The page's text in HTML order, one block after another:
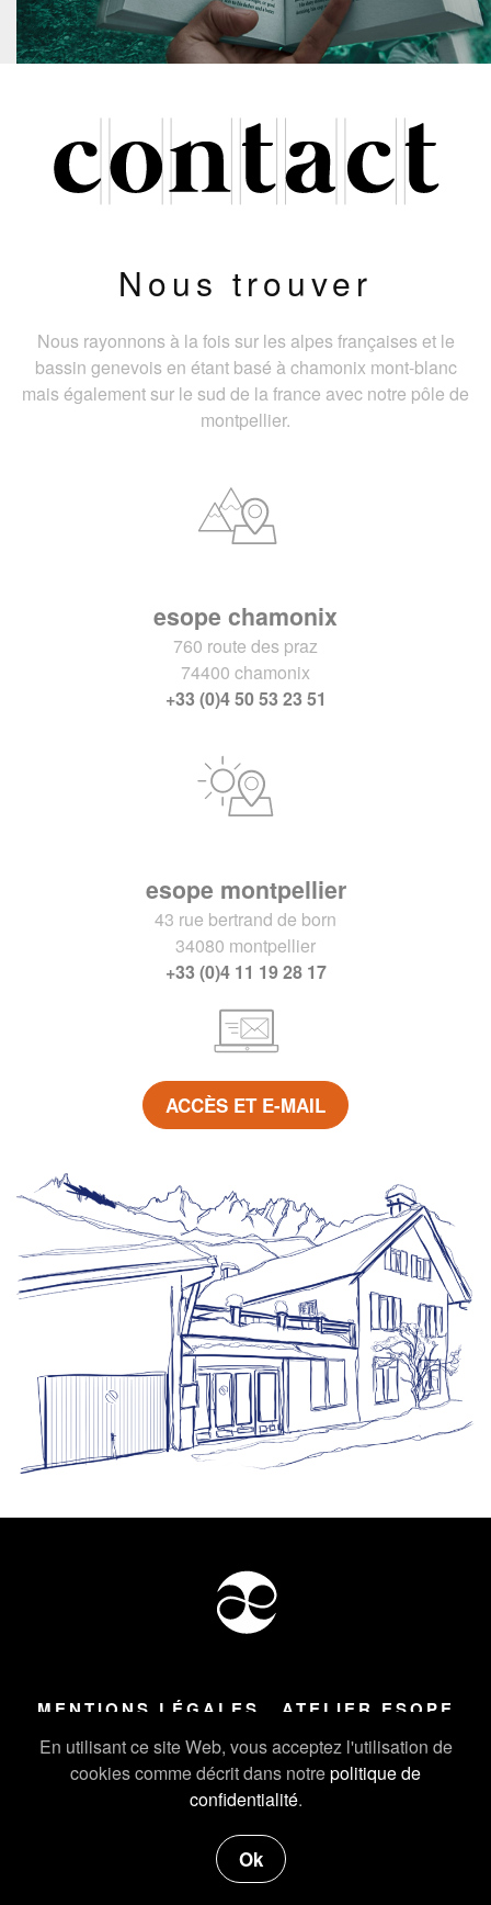
En utilisant ce site Web, vous acceptez l'utilisation de
cookies comme décrit dans notrepolitique de
confidentialité.
Ok
Nous trouver
Nous rayonnons à la fois sur les alpes françaises et le
bassin genevois en étant basé à chamonix mont-blanc
mais également sur le sud de la france avec notre pôle de
montpellier.
esope chamonix
760 route des praz
74400 chamonix
+33 (0)4 50 53 23 51
esope montpellier
43 rue bertrand de born
34080 montpellier
+33 (0)4 11 19 28 17
ACCÈS ET E-MAIL
MENTIONS LÉGALES ATELIER ESOPE